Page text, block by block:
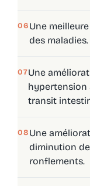
06Une
des maladies.
07Une
hypertension
transit
08Une
diminution
ronflements.